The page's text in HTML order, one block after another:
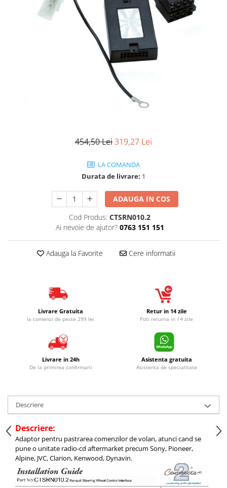
454,50 Lei319,27 Lei
LA COMANDA
Durata de livrare: 1
ADAUGA IN COS
Cod Produs: CTSRN010.2
Ai nevoie de ajutor? 0763 151 151
Adauga la Favorite Cere informatii
Livrare Gratuita
la comenzi de peste 299 lei
Retur in 14 zile
Poti returna in 14 zile
Livrare in 24h
De la primirea confirmarii
Asistenta gratuita
Asistenta de specialitate
Descriere
Descriere:
Adaptor pentru pastrarea comenzilor de volan, atunci cand se
pune o unitate radio-cd aftermarket precum Sony, Pioneer,
Alpine, JVC, Clarion, Kenwood, Dynavin.